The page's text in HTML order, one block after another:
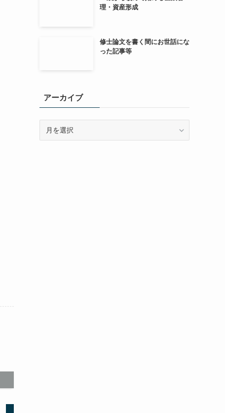
理・資産形成
修士論文を書く間にお世話にな
った記事等
アーカイブ